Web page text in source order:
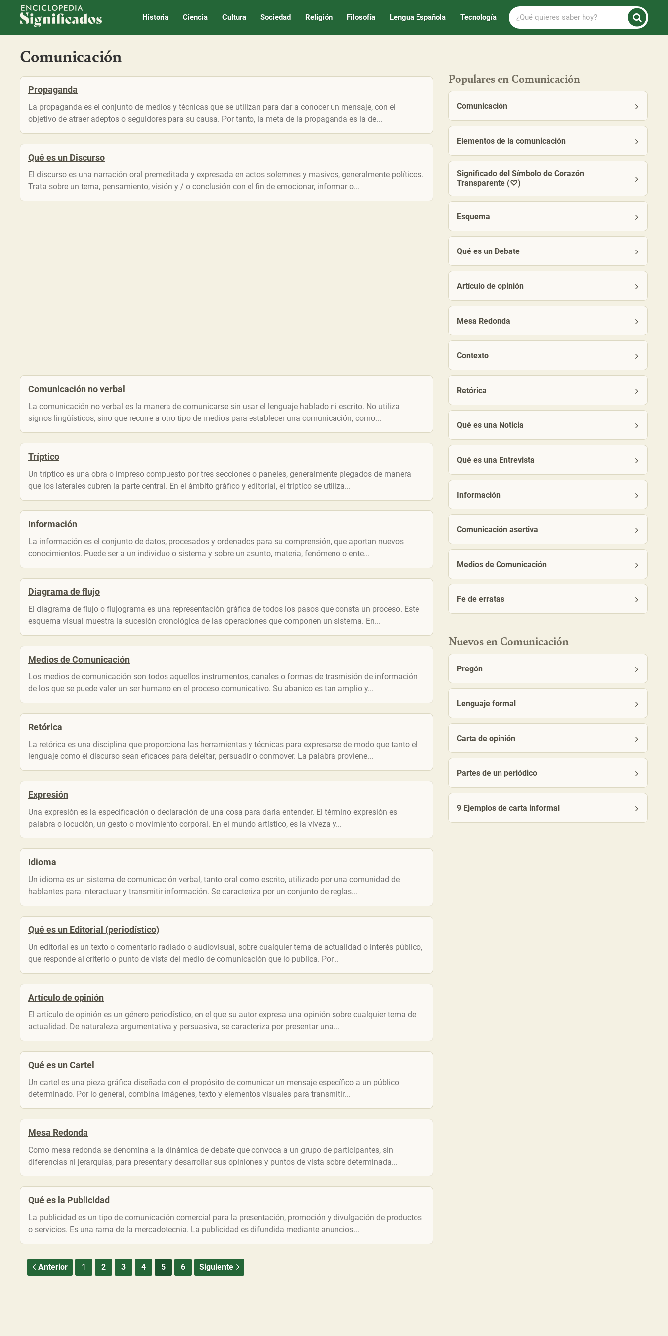
Enciclopedia Significados
Historia Ciencia Cultura Sociedad Religión Filosofía Lengua Española Tecnología
¿Qué
quieres
saber
Comunicación
Propaganda
La propaganda es el conjunto de medios y técnicas que se utilizan para dar a conocer un mensaje, con el
objetivo de atraer adeptos o seguidores para su causa. Por tanto, la meta de la propaganda es la de...
Qué es un Discurso
El discurso es una narración oral premeditada y expresada en actos solemnes y masivos, generalmente políticos.
Trata sobre un tema, pensamiento, visión y / o conclusión con el fin de emocionar, informar o...
Comunicación no verbal
La comunicación no verbal es la manera de comunicarse sin usar el lenguaje hablado ni escrito. No utiliza
signos lingüísticos, sino que recurre a otro tipo de medios para establecer una comunicación, como...
Tríptico
Un tríptico es una obra o impreso compuesto por tres secciones o paneles, generalmente plegados de manera
que los laterales cubren la parte central. En el ámbito gráfico y editorial, el tríptico se utiliza...
Información
La información es el conjunto de datos, procesados y ordenados para su comprensión, que aportan nuevos
conocimientos. Puede ser a un individuo o sistema y sobre un asunto, materia, fenómeno o ente...
Diagrama de flujo
El diagrama de flujo o flujograma es una representación gráfica de todos los pasos que consta un proceso. Este
esquema visual muestra la sucesión cronológica de las operaciones que componen un sistema. En...
Medios de Comunicación
Los medios de comunicación son todos aquellos instrumentos, canales o formas de trasmisión de información
de los que se puede valer un ser humano en el proceso comunicativo. Su abanico es tan amplio y...
Retórica
La retórica es una disciplina que proporciona las herramientas y técnicas para expresarse de modo que tanto el
lenguaje como el discurso sean eficaces para deleitar, persuadir o conmover. La palabra proviene...
Expresión
Una expresión es la especificación o declaración de una cosa para darla entender. El término expresión es
palabra o locución, un gesto o movimiento corporal. En el mundo artístico, es la viveza y...
Idioma
Un idioma es un sistema de comunicación verbal, tanto oral como escrito, utilizado por una comunidad de
hablantes para interactuar y transmitir información. Se caracteriza por un conjunto de reglas...
Qué es un Editorial (periodístico)
Un editorial es un texto o comentario radiado o audiovisual, sobre cualquier tema de actualidad o interés público,
que responde al criterio o punto de vista del medio de comunicación que lo publica. Por...
Artículo de opinión
El artículo de opinión es un género periodístico, en el que su autor expresa una opinión sobre cualquier tema de
actualidad. De naturaleza argumentativa y persuasiva, se caracteriza por presentar una...
Qué es un Cartel
Un cartel es una pieza gráfica diseñada con el propósito de comunicar un mensaje específico a un público
determinado. Por lo general, combina imágenes, texto y elementos visuales para transmitir...
Mesa Redonda
Como mesa redonda se denomina a la dinámica de debate que convoca a un grupo de participantes, sin
diferencias ni jerarquías, para presentar y desarrollar sus opiniones y puntos de vista sobre determinada...
Qué es la Publicidad
La publicidad es un tipo de comunicación comercial para la presentación, promoción y divulgación de productos
o servicios. Es una rama de la mercadotecnia. La publicidad es difundida mediante anuncios...
Anterior 1 2 3 4 5 6 Siguiente
Populares en Comunicación
Comunicación
Elementos de la comunicación
Significado del Símbolo de Corazón
Transparente (♡)
Esquema
Qué es un Debate
Artículo de opinión
Mesa Redonda
Contexto
Retórica
Qué es una Noticia
Qué es una Entrevista
Información
Comunicación asertiva
Medios de Comunicación
Fe de erratas
Nuevos en Comunicación
Pregón
Lenguaje formal
Carta de opinión
Partes de un periódico
9 Ejemplos de carta informal